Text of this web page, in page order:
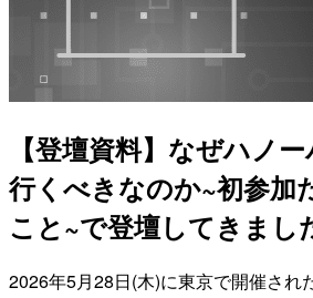
【登壇資料】なぜハノ
行くべきなのか~初参加
こと~で登壇してきまし
2026年5月28日(木)に東京で開催され